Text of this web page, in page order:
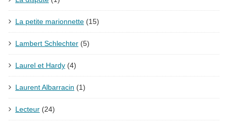
La petite marionnette (15)
Lambert Schlechter (5)
Laurel et Hardy (4)
Laurent Albarracin (1)
Lecteur (24)